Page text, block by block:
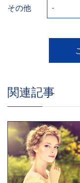
その他
関連記事